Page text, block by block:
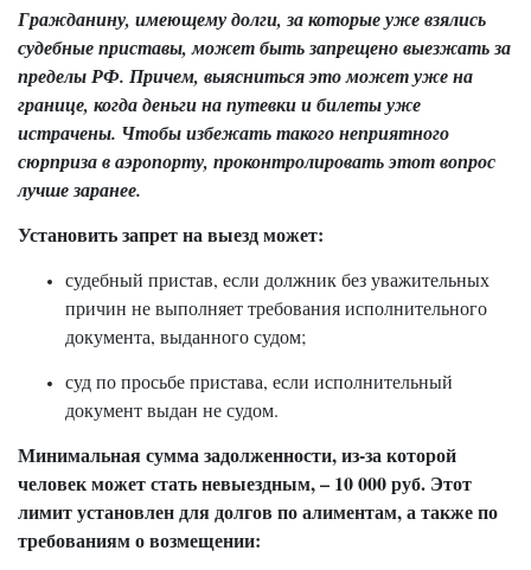
Гражданину, имеющему долги, за которые уже взялись
судебные приставы, может быть запрещено выезжать за
пределы РФ. Причем, выясниться это может уже на
границе, когда деньги на путевки и билеты уже
истрачены. Чтобы избежать такого неприятного
сюрприза в аэропорту, проконтролировать этот вопрос
лучше заранее.
Установить запрет на выезд может:
судебный пристав, если должник без уважительных
причин не выполняет требования исполнительного
документа, выданного судом;
суд по просьбе пристава, если исполнительный
документ выдан не судом.
Минимальная сумма задолженности, из-за которой
человек может стать невыездным, – 10 000 руб. Этот
лимит установлен для долгов по алиментам, а также по
требованиям о возмещении: